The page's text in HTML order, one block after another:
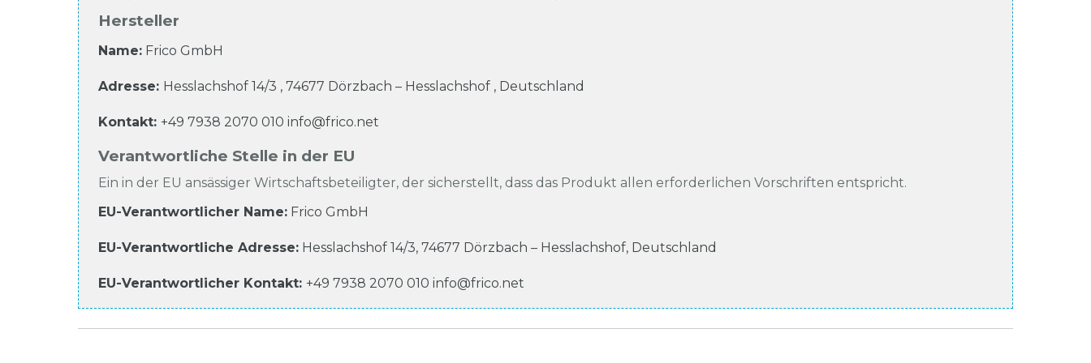
Hersteller
Name: Frico GmbH
Adresse: Hesslachshof 14/3 , 74677 Dörzbach – Hesslachshof , Deutschland
Kontakt: +49 7938 2070 010 info@frico.net
Verantwortliche Stelle in der EU
Ein in der EU ansässiger Wirtschaftsbeteiligter, der sicherstellt, dass das Produkt allen erforderlichen Vorschriften entspricht.
EU-Verantwortlicher Name: Frico GmbH
EU-Verantwortliche Adresse: Hesslachshof 14/3, 74677 Dörzbach – Hesslachshof, Deutschland
EU-Verantwortlicher Kontakt: +49 7938 2070 010 info@frico.net